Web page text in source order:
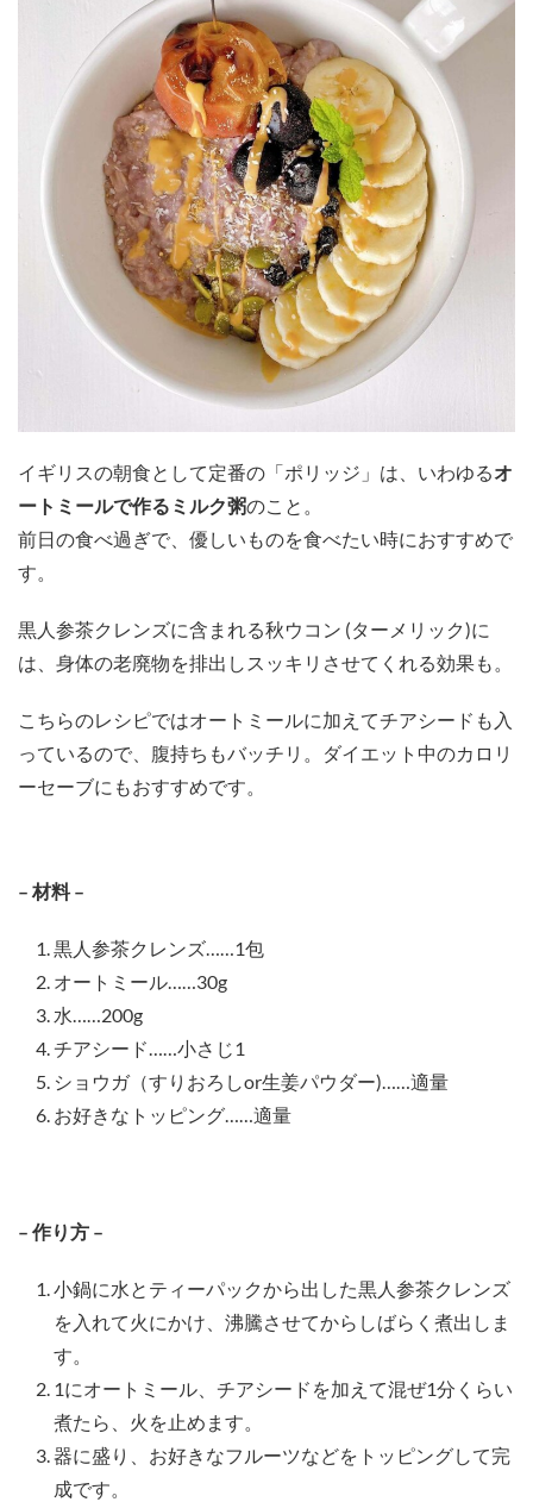
イギリスの朝食として定番の「ポリッジ」は、いわゆるオ
ートミールで作るミルク粥のこと。
前日の食べ過ぎで、優しいものを食べたい時におすすめで
す。
黒人参茶クレンズに含まれる秋ウコン (ターメリック)に
は、身体の老廃物を排出しスッキリさせてくれる効果も。
こちらのレシピではオートミールに加えてチアシードも入
っているので、腹持ちもバッチリ。ダイエット中のカロリ
ーセーブにもおすすめです。
– 材料 –
黒人参茶クレンズ……1包
オートミール……30g
水……200g
チアシード……小さじ1
ショウガ（すりおろしor生姜パウダー)……適量
お好きなトッピング……適量
– 作り方 –
小鍋に水とティーパックから出した黒人参茶クレンズ
を入れて火にかけ、沸騰させてからしばらく煮出しま
す。
1にオートミール、チアシードを加えて混ぜ1分くらい
煮たら、火を止めます。
器に盛り、お好きなフルーツなどをトッピングして完
成です。